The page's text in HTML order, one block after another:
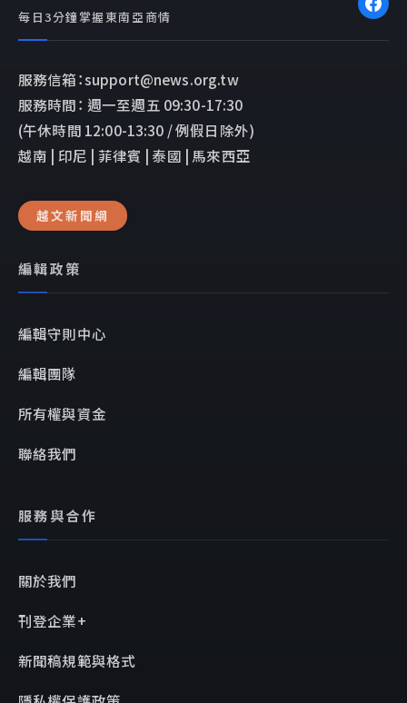
每日3分鐘掌握東南亞商情
服務信箱：support@news.org.tw
服務時間： 週一至週五 09:30-17:30
(午休時間 12:00-13:30 / 例假日除外)
越南 | 印尼 | 菲律賓 | 泰國 | 馬來西亞
越文新聞網
編輯政策
編輯守則中心
編輯團隊
所有權與資金
聯絡我們
服務與合作
關於我們
刊登企業+
新聞稿規範與格式